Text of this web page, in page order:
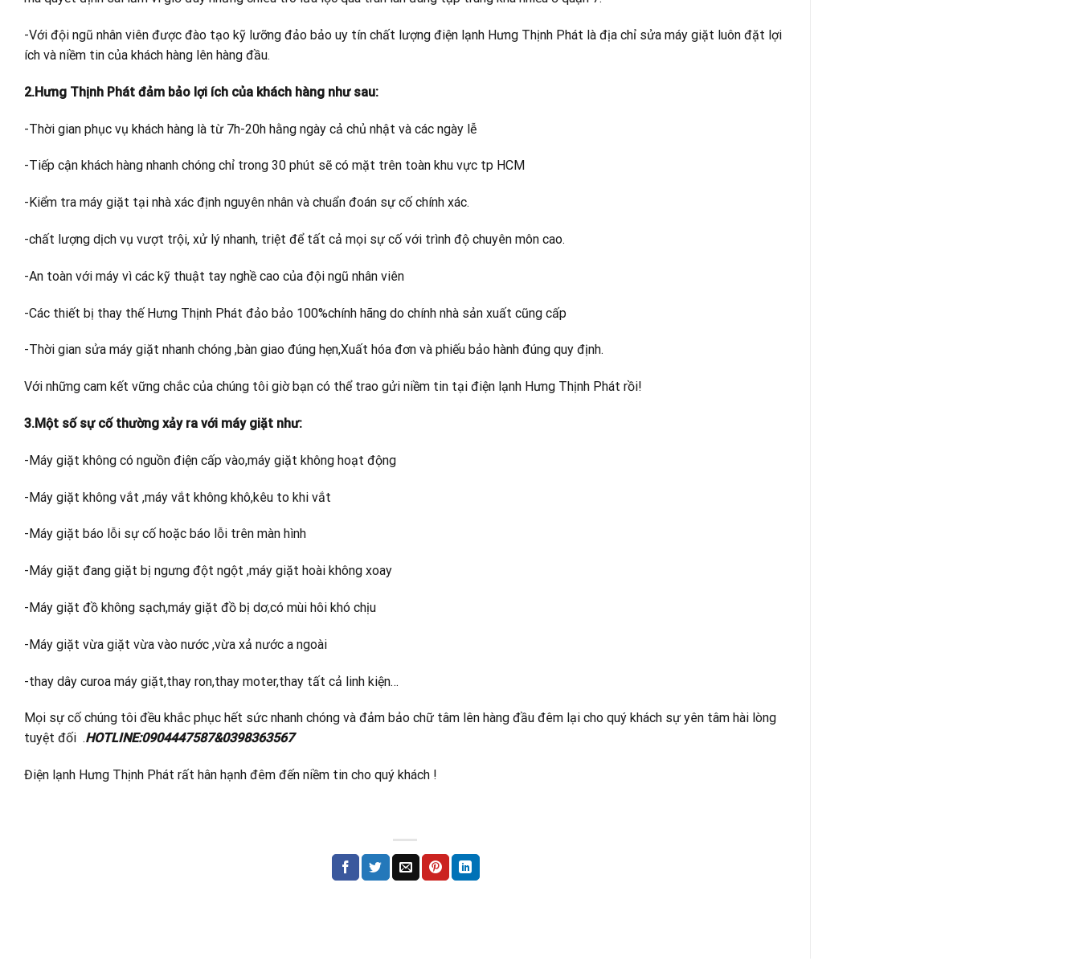
-Với đội ngũ nhân viên được đào tạo kỹ lưỡng đảo bảo uy tín chất lượng điện lạnh Hưng Thịnh Phát là địa chỉ sửa máy giặt luôn đặt lợi
ích và niềm tin của khách hàng lên hàng đầu.
2.Hưng Thịnh Phát đảm bảo lợi ích của khách hàng như sau:
-Thời gian phục vụ khách hàng là từ 7h-20h hằng ngày cả chủ nhật và các ngày lễ
-Tiếp cận khách hàng nhanh chóng chỉ trong 30 phút sẽ có mặt trên toàn khu vực tp HCM
-Kiểm tra máy giặt tại nhà xác định nguyên nhân và chuẩn đoán sự cố chính xác.
-chất lượng dịch vụ vượt trội, xử lý nhanh, triệt để tất cả mọi sự cố với trình độ chuyên môn cao.
-An toàn với máy vì các kỹ thuật tay nghề cao của đội ngũ nhân viên
-Các thiết bị thay thế Hưng Thịnh Phát đảo bảo 100%chính hãng do chính nhà sản xuất cũng cấp
-Thời gian sửa máy giặt nhanh chóng ,bàn giao đúng hẹn,Xuất hóa đơn và phiếu bảo hành đúng quy định.
Với những cam kết vững chắc của chúng tôi giờ bạn có thể trao gửi niềm tin tại điện lạnh Hưng Thịnh Phát rồi!
3.Một số sự cố thường xảy ra với máy giặt như:
-Máy giặt không có nguồn điện cấp vào,máy giặt không hoạt động
-Máy giặt không vắt ,máy vắt không khô,kêu to khi vắt
-Máy giặt báo lỗi sự cố hoặc báo lỗi trên màn hình
-Máy giặt đang giặt bị ngưng đột ngột ,máy giặt hoài không xoay
-Máy giặt đồ không sạch,máy giặt đồ bị dơ,có mùi hôi khó chịu
-Máy giặt vừa giặt vừa vào nước ,vừa xả nước a ngoài
-thay dây curoa máy giặt,thay ron,thay moter,thay tất cả linh kiện…
Mọi sự cố chúng tôi đều khắc phục hết sức nhanh chóng và đảm bảo chữ tâm lên hàng đầu đêm lại cho quý khách sự yên tâm hài lòng
tuyệt đối .HOTLINE:0904447587&0398363567
Điện lạnh Hưng Thịnh Phát rất hân hạnh đêm đến niềm tin cho quý khách !